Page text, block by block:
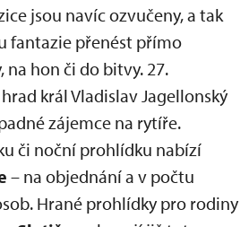
jsou navíc ozvučeny, a tak
fantazie přenést přímo
hon či do bitvy. 27.
král Vladislav Jagellonský
zájemce na rytíře.
či noční prohlídku nabízí
– na objednání a v počtu
Hrané prohlídky pro rodiny